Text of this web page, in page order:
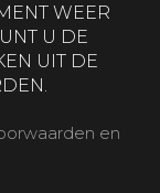
WEER
U DE
UIT DE
en